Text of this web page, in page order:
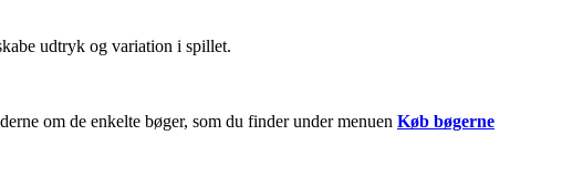
udtryk og variation i spillet.
om de enkelte bøger, som du finder under menuen Køb bøgerne